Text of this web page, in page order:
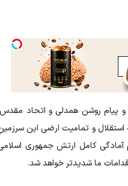
و پیام روشن همدلی و اتحاد
استقلال و تمامیت ارضی این
آمادگی کامل ارتش جمهوری اسلامی
ما شدیدتر خواهد شد.